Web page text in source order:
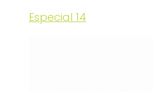
Especial 14